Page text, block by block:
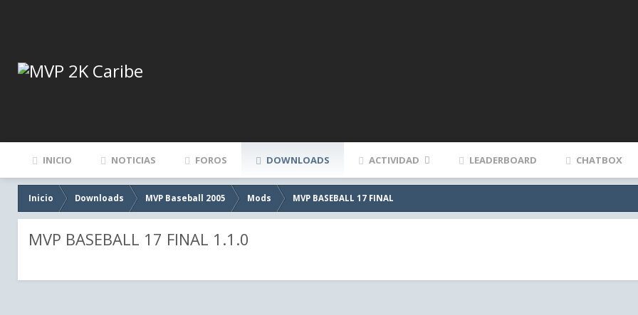
INICIO NOTICIAS FOROS DOWNLOADS ACTIVIDAD LEADERBOARD CHATBOX
Inicio Downloads MVP Baseball 2005 Mods MVP BASEBALL 17 FINAL
MVP BASEBALL 17 FINAL 1.1.0